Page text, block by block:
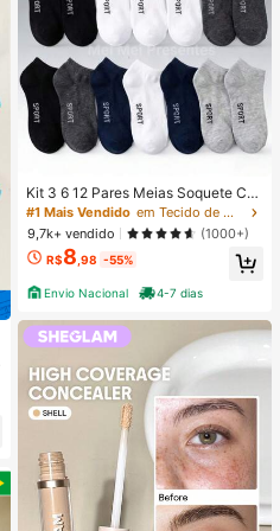
Kit 3 6 12 Pares Meias Soquete Ca
no Curto Unissex Multicolorido 40-
46
#1 Mais Vendido
em Tecido de malha Meias masculinas até o tornozel
9,7k+ vendido
(1000+)
R$8 ,98 -55%
Envio Nacional 4-7 dias